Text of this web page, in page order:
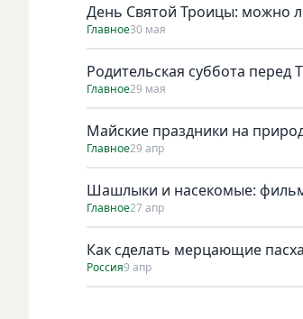
День Святой Троицы: можно
Главное30 мая
Родительская суббота перед
Главное29 мая
Майские праздники на
Главное29 апр
Шашлыки и насекомые:
Главное27 апр
Как сделать мерцающие
Россия9 апр